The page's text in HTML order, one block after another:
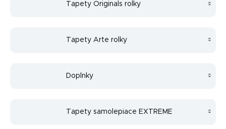
Tapety Originals rolky
Tapety Arte rolky
Doplnky
Tapety samolepiace EXTREME